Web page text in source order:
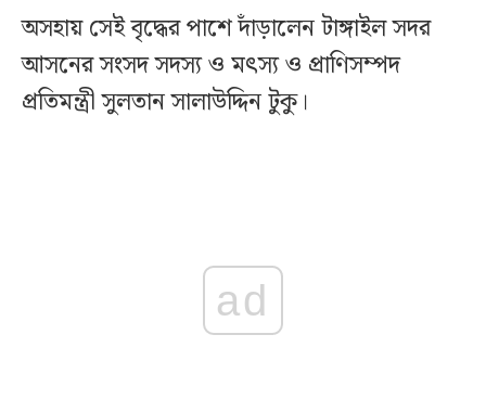
অসহায় সেই বৃদ্ধের পাশে দাঁড়ালেন টাঙ্গাইল সদর
আসনের সংসদ সদস্য ও মৎস্য ও প্রাণিসম্পদ
প্রতিমন্ত্রী সুলতান সালাউদ্দিন টুকু।
ad